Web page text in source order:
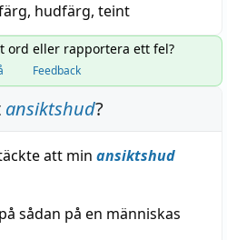
, hudfärg, teint
ord eller rapportera ett fel?
Feedback
ansiktshud?
att min ansiktshud
sådan på en människas